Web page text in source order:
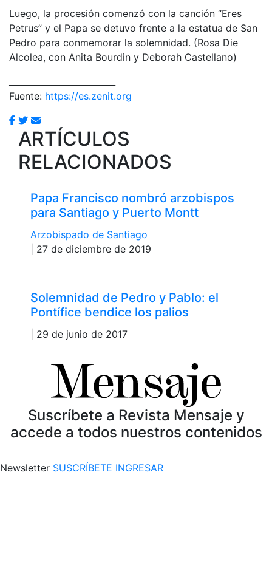
Luego, la procesión comenzó con la canción “Eres
Petrus” y el Papa se detuvo frente a la estatua de San
Pedro para conmemorar la solemnidad. (Rosa Die
Alcolea, con Anita Bourdin y Deborah Castellano)
Fuente: https://es.zenit.org
ARTÍCULOS
RELACIONADOS
Papa Francisco nombró arzobispos
para Santiago y Puerto Montt
Arzobispado de Santiago
| 27 de diciembre de 2019
Solemnidad de Pedro y Pablo: el
Pontífice bendice los palios
| 29 de junio de 2017
Suscríbete a Revista Mensaje y
accede a todos nuestros contenidos
Newsletter SUSCRÍBETE INGRESAR